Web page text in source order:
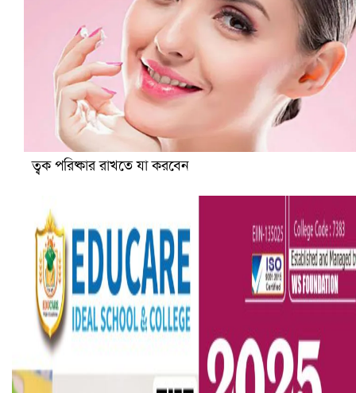
হলিউডে নতুন প্রেমের গুঞ্জন
ত্বক পরিষ্কার রাখতে যা করবেন